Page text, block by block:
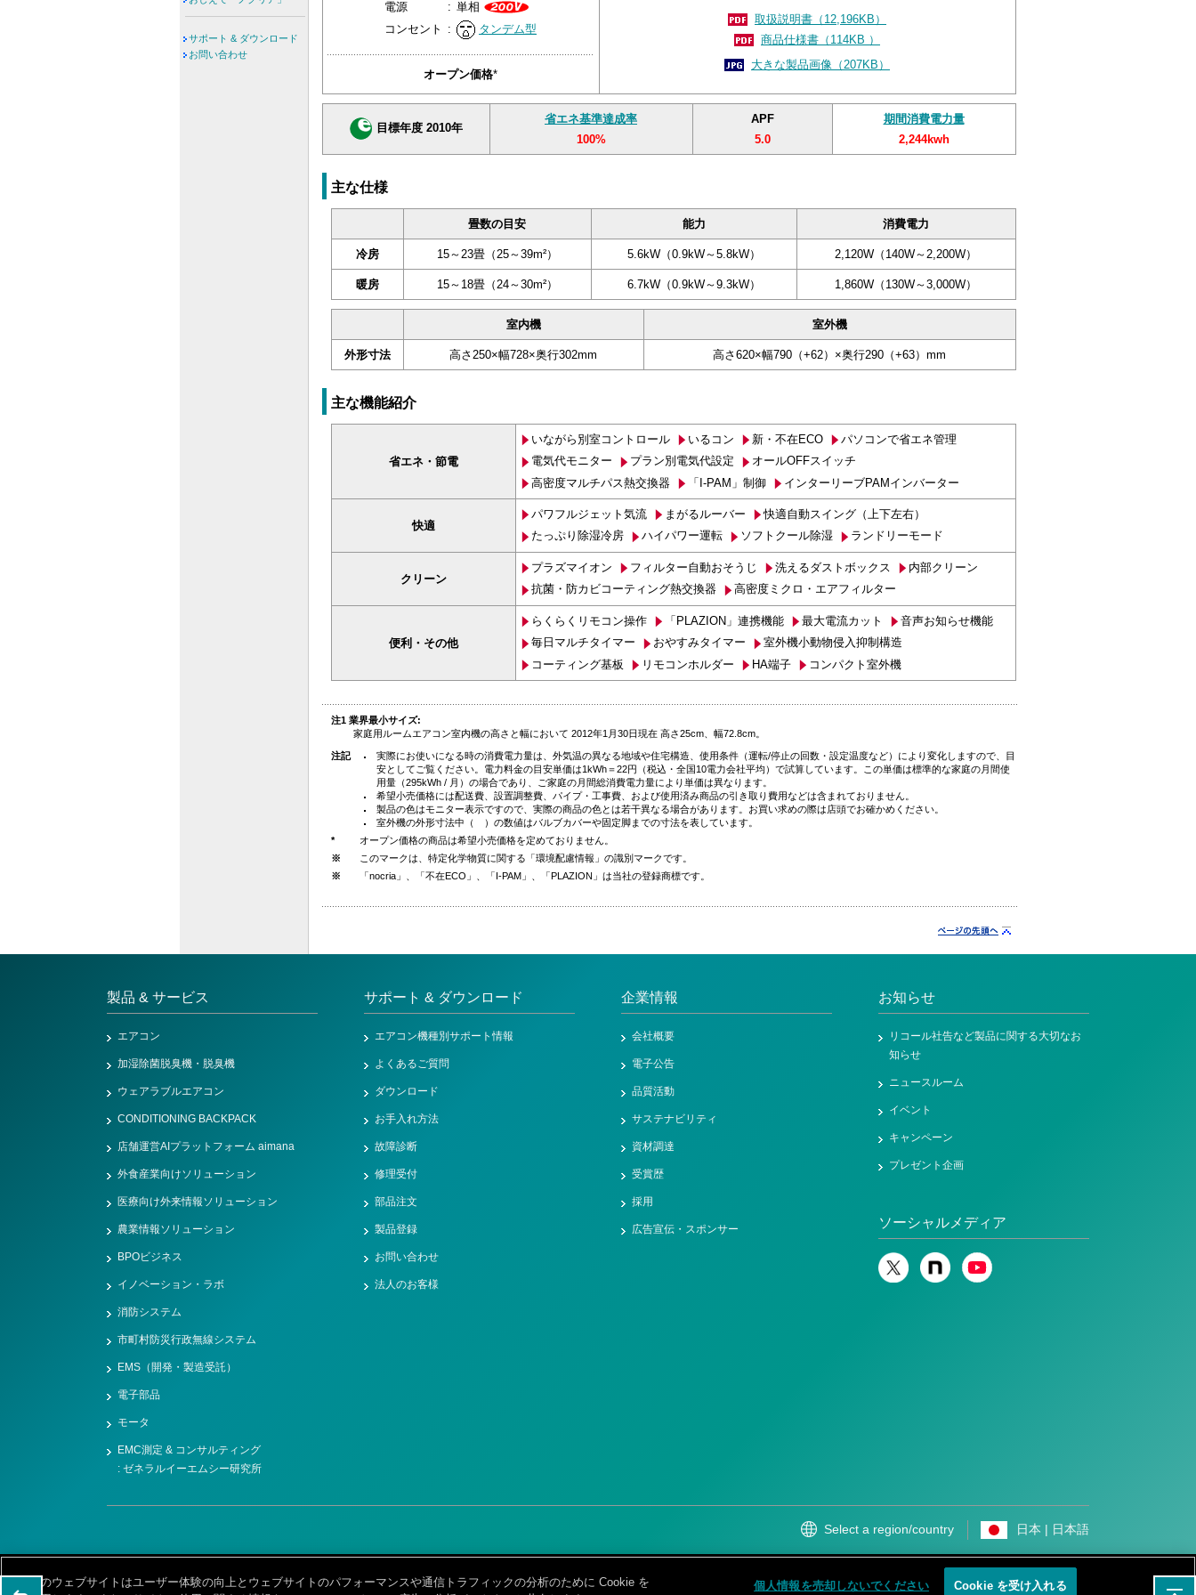
電源 : 単相
コンセント
: タンデム型
オープン価格*
取扱説明書（12,196KB）
商品仕様書（114KB ）
大きな製品画像（207KB）
目標年度 2010年
省エネ基準達成率
100%
APF
5.0
期間消費電力量
2,244kwh
主な仕様
畳数の目安 能力 消費電力
冷房 15～23畳（25～39m²） 5.6kW（0.9kW～5.8kW） 2,120W（140W～2,200W）
暖房 15～18畳（24～30m²） 6.7kW（0.9kW～9.3kW） 1,860W（130W～3,000W）
室内機 室外機
外形寸法 高さ250×幅728×奥行302mm 高さ620×幅790（+62）×奥行290（+63）mm
主な機能紹介
省エネ・節電
いながら別室コントロール いるコン 新・不在ECO
パソコンで省エネ管理
電気代モニター
プラン別電気代設定
オールOFFスイッチ
高密度マルチパス熱交換器
「I-PAM」制御 インターリーブPAMインバーター
快適
パワフルジェット気流 まがるルーバー
快適自動スイング（上下左右）
たっぷり除湿冷房
ハイパワー運転 ソフトクール除湿 ランドリーモード
クリーン
プラズマイオン フィルター自動おそうじ 洗えるダストボックス
内部クリーン
抗菌・防カビコーティング熱交換器
高密度ミクロ・エアフィルター
便利・その他
らくらくリモコン操作 「PLAZION」連携機能 最大電流カット
音声お知らせ機能
毎日マルチタイマー
おやすみタイマー
室外機小動物侵入抑制構造
コーティング基板
リモコンホルダー HA端子 コンパクト室外機
注1 業界最小サイズ:
家庭用ルームエアコン室内機の高さと幅において 2012年1月30日現在 高さ25cm、幅72.8cm。
注記
実際にお使いになる時の消費電力量は、外気温の異なる地域や住宅構造、使用条件（運転/停止の回数・設定温度など）により変化しますので、目
安としてご覧ください。電力料金の目安単価は1kWh＝22円（税込・全国10電力会社平均）で試算しています。この単価は標準的な家庭の月間使
用量（295kWh / 月）の場合であり、ご家庭の月間総消費電力量により単価は異なります。
希望小売価格には配送費、設置調整費、パイプ・工事費、および使用済み商品の引き取り費用などは含まれておりません。
製品の色はモニター表示ですので、実際の商品の色とは若干異なる場合があります。お買い求めの際は店頭でお確かめください。
室外機の外形寸法中（ ）の数値はバルブカバーや固定脚までの寸法を表しています。
*
オープン価格の商品は希望小売価格を定めておりません。
※
このマークは、特定化学物質に関する「環境配慮情報」の識別マークです。
※
「nocria」、「不在ECO」、「I-PAM」、「PLAZION」は当社の登録商標です。
サポート & ダウンロード
お問い合わせ
製品 & サービス
エアコン
加湿除菌脱臭機・脱臭機
ウェアラブルエアコン
CONDITIONING BACKPACK
店舗運営AIプラットフォーム aimana
外食産業向けソリューション
医療向け外来情報ソリューション
農業情報ソリューション
BPOビジネス
イノベーション・ラボ
消防システム
市町村防災行政無線システム
EMS（開発・製造受託）
電子部品
モータ
EMC測定 & コンサルティング
: ゼネラルイーエムシー研究所
サポート & ダウンロード
エアコン機種別サポート情報
よくあるご質問
ダウンロード
お手入れ方法
故障診断
修理受付
部品注文
製品登録
お問い合わせ
法人のお客様
企業情報
会社概要
電子公告
品質活動
サステナビリティ
資材調達
受賞歴
採用
広告宣伝・スポンサー
お知らせ
リコール社告など製品に関する大切なお
知らせ
ニュースルーム
イベント
キャンペーン
プレゼント企画
ソーシャルメディア
Select a region/country 日本 | 日本語
2026 GENERAL.
このウェブサイトはユーザー体験の向上とウェブサイトのパフォーマンスや通信トラフィックの分析のために Cookie を
個人情報を売却しないでください Cookie を受け入れる